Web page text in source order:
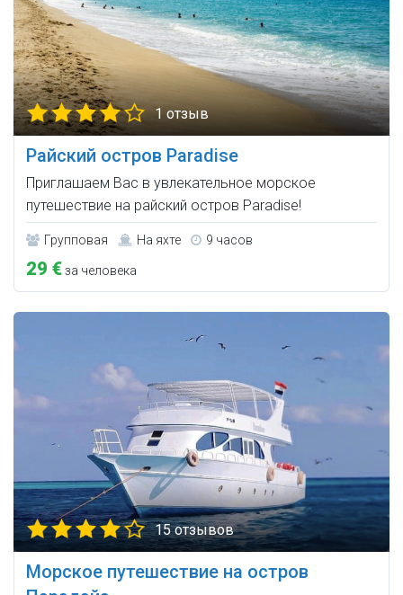
1 отзыв
Райский остров Paradise
Приглашаем Вас в увлекательное морское
путешествие на райский остров Paradise!
Групповая На яхте 9 часов
29 €за человека
15 отзывов
Морское путешествие на остров